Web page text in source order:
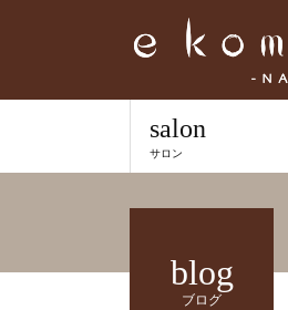
salon
サロン
blog
ブログ